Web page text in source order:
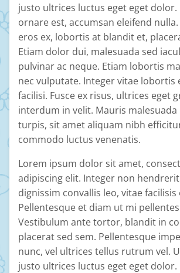
justo ultrices luctus eget eget dolor.
ornare est, accumsan eleifend
eros ex, lobortis at blandit et,
Etiam dolor dui, malesuada sed
pulvinar ac neque. Etiam lobortis
nec vulputate. Integer vitae lobortis
facilisi. Fusce ex risus, ultrices eget
interdum in velit. Mauris malesuada
turpis, sit amet aliquam nibh
commodo luctus venenatis.
Lorem ipsum dolor sit amet,
adipiscing elit. Integer non
dignissim convallis leo, vitae
Pellentesque et diam ut mi
Vestibulum ante tortor, blandit in
placerat sed sem. Pellentesque
nunc, vel ultrices tellus rutrum vel.
justo ultrices luctus eget eget dolor.